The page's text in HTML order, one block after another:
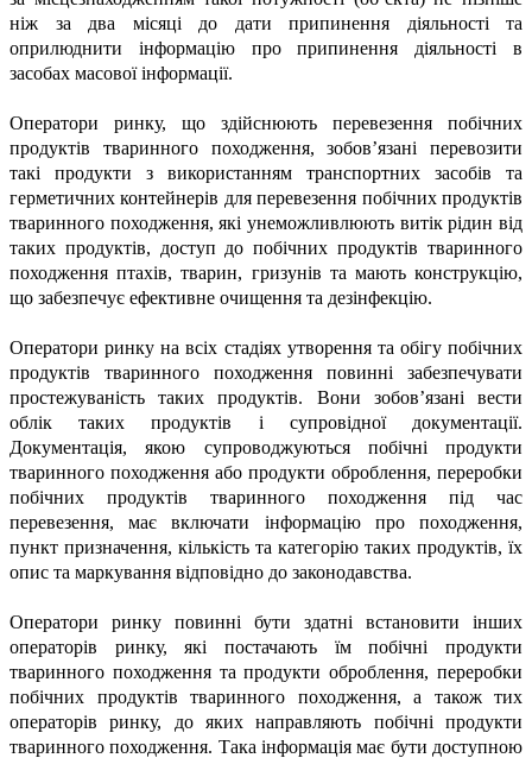
ніж за два місяці до дати припинення діяльності та
оприлюднити інформацію про припинення діяльності в
засобах масової інформації.
Оператори ринку, що здійснюють перевезення побічних
продуктів тваринного походження, зобов’язані перевозити
такі продукти з використанням транспортних засобів та
герметичних контейнерів для перевезення побічних продуктів
тваринного походження, які унеможливлюють витік рідин від
таких продуктів, доступ до побічних продуктів тваринного
походження птахів, тварин, гризунів та мають конструкцію,
що забезпечує ефективне очищення та дезінфекцію.
Оператори ринку на всіх стадіях утворення та обігу побічних
продуктів тваринного походження повинні забезпечувати
простежуваність таких продуктів. Вони зобов’язані вести
облік таких продуктів і супровідної документації.
Документація, якою супроводжуються побічні продукти
тваринного походження або продукти оброблення, переробки
побічних продуктів тваринного походження під час
перевезення, має включати інформацію про походження,
пункт призначення, кількість та категорію таких продуктів, їх
опис та маркування відповідно до законодавства.
Оператори ринку повинні бути здатні встановити інших
операторів ринку, які постачають їм побічні продукти
тваринного походження та продукти оброблення, переробки
побічних продуктів тваринного походження, а також тих
операторів ринку, до яких направляють побічні продукти
тваринного походження. Така інформація має бути доступною